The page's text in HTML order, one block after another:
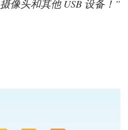
摄像头和其他 USB 设备！”